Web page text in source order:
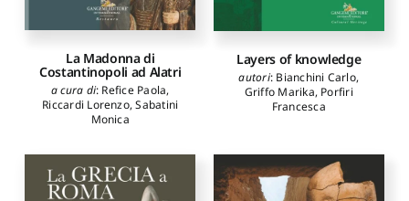
La Madonna di
Costantinopoli ad Alatri
a cura di: Refice Paola,
Riccardi Lorenzo,Sabatini
Monica
Layers of knowledge
autori: Bianchini Carlo,
Griffo Marika, Porfiri
Francesca